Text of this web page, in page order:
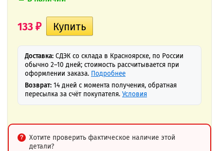
133 ₽
Доставка: СДЭК со склада в Красноярске, по России
обычно 2–10 дней; стоимость рассчитывается при
оформлении заказа. Подробнее
Возврат: 14 дней с момента получения, обратная
пересылка за счёт покупателя. Условия
Хотите проверить фактическое наличие этой
детали?